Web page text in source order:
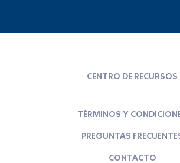
CENTRO DE RECURSOS
TÉRMINOS Y
PREGUNTAS
CONTACTO